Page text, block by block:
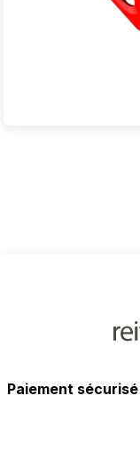
Paiement sécurisé